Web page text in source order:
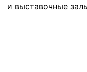
и выставочные